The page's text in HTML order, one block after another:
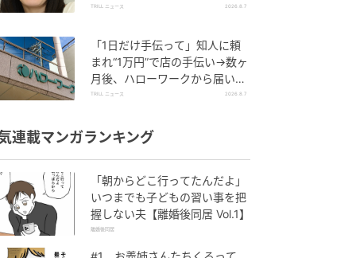
芸人】とは？
TRILL ニュース 2026.8.7
「1日だけ手伝って」知人に頼
まれ“1万円”で店の手伝い→数ヶ
月後、ハローワークから届いた
電話に50代女性が“青ざめたワ
TRILL ニュース 2026.8.7
連載マンガランキング
「朝からどこ行ってたんだよ」
いつまでも子どもの習い事を把
握しない夫【離婚後同居 Vol.1】
離婚後同居